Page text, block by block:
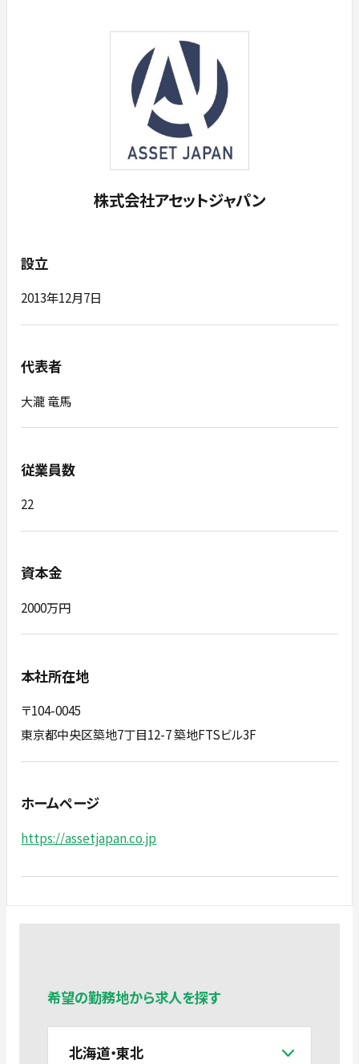
株式会社アセットジャパン
設立
2013年12月7日
代表者
大瀧 竜馬
従業員数
22
資本金
2000万円
本社所在地
〒104-0045
東京都中央区築地7丁目12-7 築地FTSビル3F
ホームページ
https://assetjapan.co.jp
希望の勤務地から求人を探す
北海道・東北